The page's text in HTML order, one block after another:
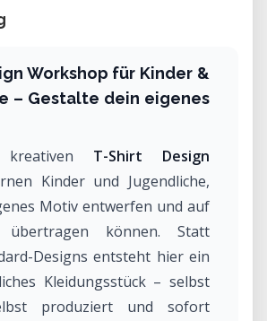
Workshop für Kinder &
– Gestalte dein eigenes
T-Shirt Design
Kinder und Jugendliche,
Motiv entwerfen und auf
können. Statt
Designs entsteht hier ein
Kleidungsstück – selbst
produziert und sofort